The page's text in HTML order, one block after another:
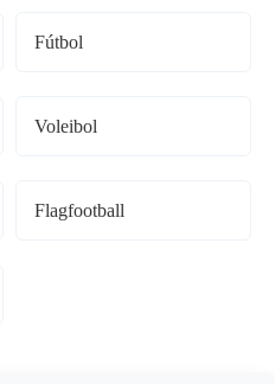
Fútbol
Voleibol
Flagfootball